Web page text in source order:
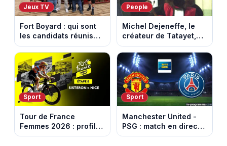
Jeux TV
Fort Boyard : qui sont
les candidats réunis
par Cyril Féraud ce
samedi 8 août 2026 ?
People
Michel Dejeneffe, le
créateur de Tatayet,
est mort à 77 ans
Sport
Tour de France
Femmes 2026 : profil
et horaires de la 8e
Sport
Manchester United -
PSG : match en direct
sur beIN Sports 1 à